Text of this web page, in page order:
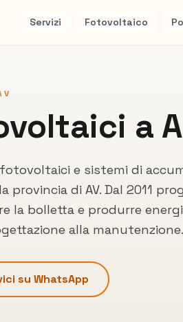
Servizi Fotovoltaico
a
e sistemi di
provincia di AV. Dal 2011
la bolletta e produrre
alla manutenzione.
su WhatsApp